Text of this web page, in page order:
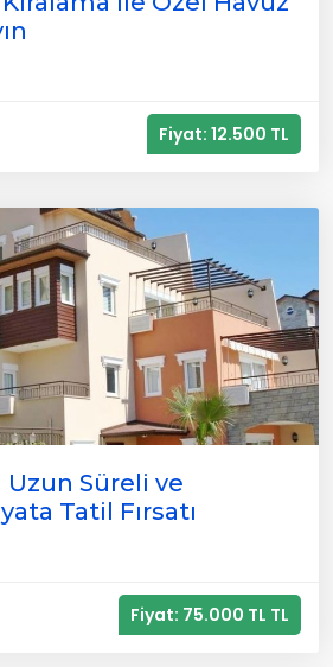
Fiyat: 12.500 TL
Süreli ve
Tatil Fırsatı
Fiyat: 75.000 TL TL